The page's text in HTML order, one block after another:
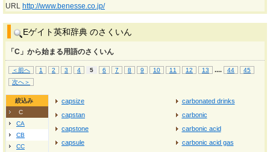
URL http://www.benesse.co.jp/
Eゲイト英和辞典 のさくいん
「C」から始まる用語のさくいん
＜前へ 1 2 3 4 5 6 7 8 9 10 11 12 13 .... 44
45
次へ＞
絞込み
C
CA
CB
CC
capsize
capstan
capstone
capsule
carbonated drinks
carbonic
carbonic acid
carbonic acid gas